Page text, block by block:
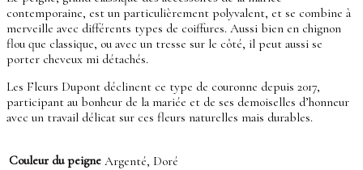
contemporaine, est un particulièrement polyvalent, et se combine à
merveille avec différents types de coiffures. Aussi bien en chignon
flou que classique, ou avec un tresse sur le côté, il peut aussi se
porter cheveux mi détachés.
Les Fleurs Dupont déclinent ce type de couronne depuis 2017,
participant au bonheur de la mariée et de ses demoiselles d’honneur
avec un travail délicat sur ces fleurs naturelles mais durables.
Couleur du peigne Argenté, Doré